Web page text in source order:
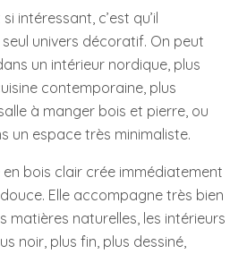
intéressant, c’est qu’il
univers décoratif. On peut
un intérieur nordique, plus
contemporaine, plus
à manger bois et pierre, ou
un espace très minimaliste.
bois clair crée immédiatement
Elle accompagne très bien
matières naturelles, les intérieurs
noir, plus fin, plus dessiné,